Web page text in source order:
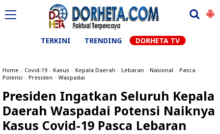
TERKINI TRENDING DORHETA TV
Home » Covid-19 » Kasus » Kepala Daerah » Lebaran » Nasional » Pasca »
Potensi » Presiden » Waspadai
Presiden Ingatkan Seluruh Kepala
Daerah Waspadai Potensi Naiknya
Kasus Covid-19 Pasca Lebaran